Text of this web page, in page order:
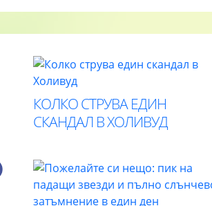
КОЛКО СТРУВА ЕДИН
СКАНДАЛ В ХОЛИВУД